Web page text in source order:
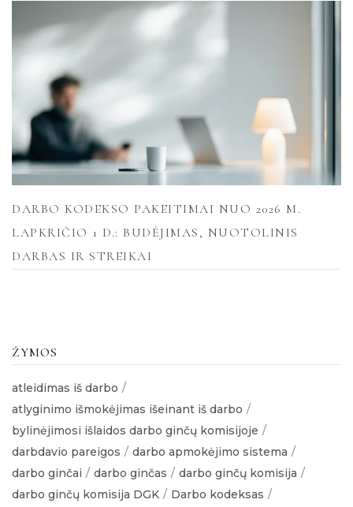
DARBO KODEKSO PAKEITIMAI NUO 2026 M.
LAPKRIČIO 1 D.: BUDĖJIMAS, NUOTOLINIS
DARBAS IR STREIKAI
ŽYMOS
atleidimas iš darbo
atlyginimo išmokėjimas išeinant iš darbo
bylinėjimosi išlaidos darbo ginčų komisijoje
darbdavio pareigos
darbo apmokėjimo sistema
darbo ginčai
darbo ginčas
darbo ginčų komisija
darbo ginčų komisija DGK
Darbo kodeksas